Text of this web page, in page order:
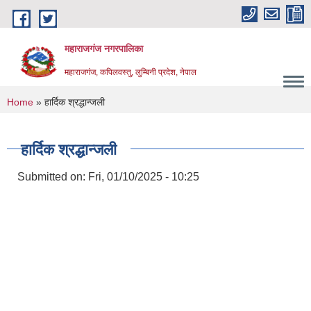
Skip to main content
महाराजगंज नगरपालिका
महाराजगंज, कपिलवस्तु, लुम्बिनी प्रदेश, नेपाल
You are here
Home » हार्दिक श्रद्धान्जली
हार्दिक श्रद्धान्जली
Submitted on: Fri, 01/10/2025 - 10:25